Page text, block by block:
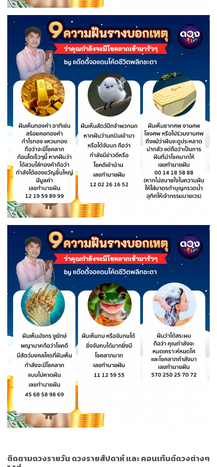
ติดตามดวงรายวัน ดวงรายสัปดาห์ และ คอนเท้นต์ดวงต่างๆ